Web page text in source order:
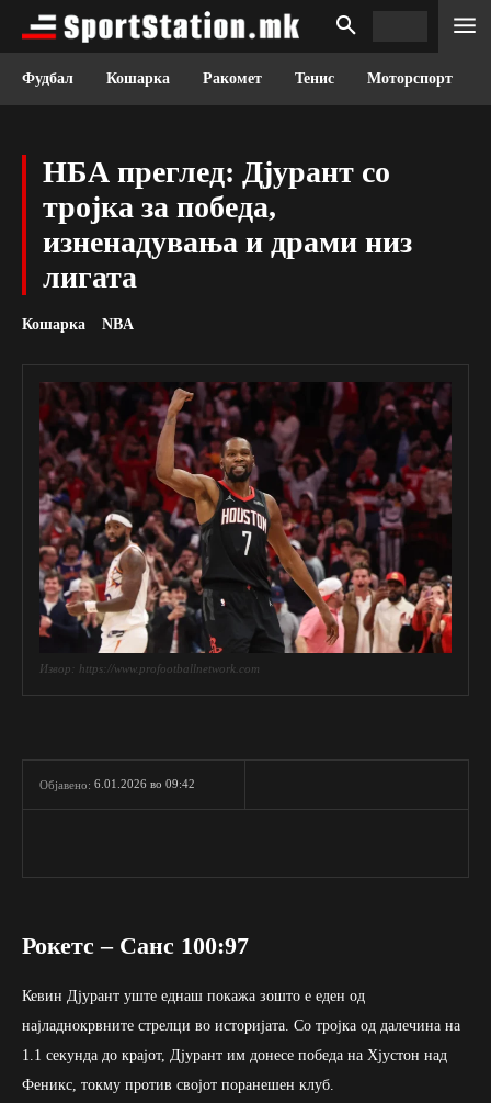
Фудбал Кошарка Ракомет Тенис Моторспорт
НБА преглед: Дјурант со
тројка за победа,
изненадувања и драми низ
лигата
Кошарка NBA
Извор: https://www.profootballnetwork.com
Објавено: 6.01.2026 во 09:42
Рокетс – Санс 100:97
Кевин Дјурант уште еднаш покажа зошто е еден од
најладнокрвните стрелци во историјата. Со тројка од далечина на
1.1 секунда до крајот, Дјурант им донесе победа на Хјустон над
Феникс, токму против својот поранешен клуб.